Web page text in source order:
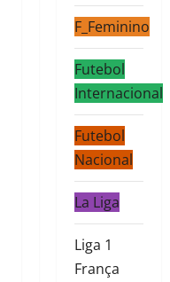
F_Feminino
Futebol
Internacional
Futebol
Nacional
La Liga
Liga 1
França